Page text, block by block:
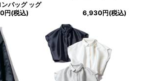
ンバッグ
円(税込)
ッグ
6,930円(税込)